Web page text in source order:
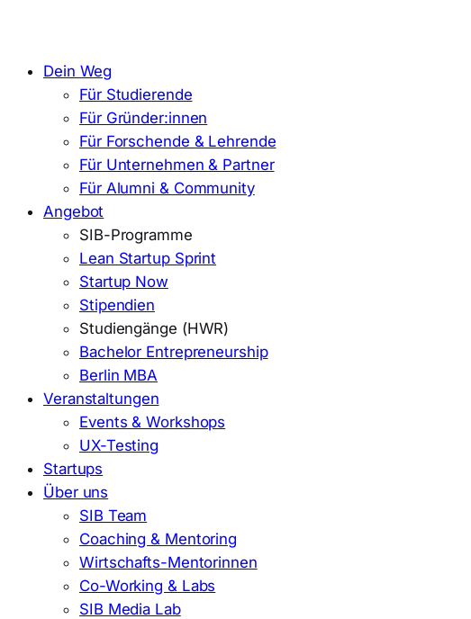
Dein Weg
Für Studierende
Für Gründer:innen
Für Forschende & Lehrende
Für Unternehmen & Partner
Für Alumni & Community
Angebot
SIB-Programme
Lean Startup Sprint
Startup Now
Stipendien
Studiengänge (HWR)
Bachelor Entrepreneurship
Berlin MBA
Veranstaltungen
Events & Workshops
UX-Testing
Startups
Über uns
SIB Team
Coaching & Mentoring
Wirtschafts-Mentorinnen
Co-Working & Labs
SIB Media Lab